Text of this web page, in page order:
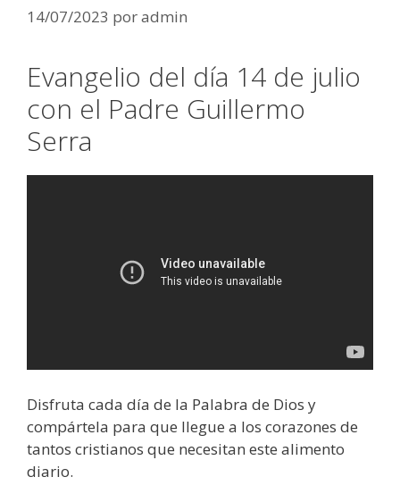
14/07/2023 poradmin
Evangelio del día 14 de julio
con el Padre Guillermo
Serra
Disfruta cada día de la Palabra de Dios y
compártela para que llegue a los corazones de
tantos cristianos que necesitan este alimento
diario.